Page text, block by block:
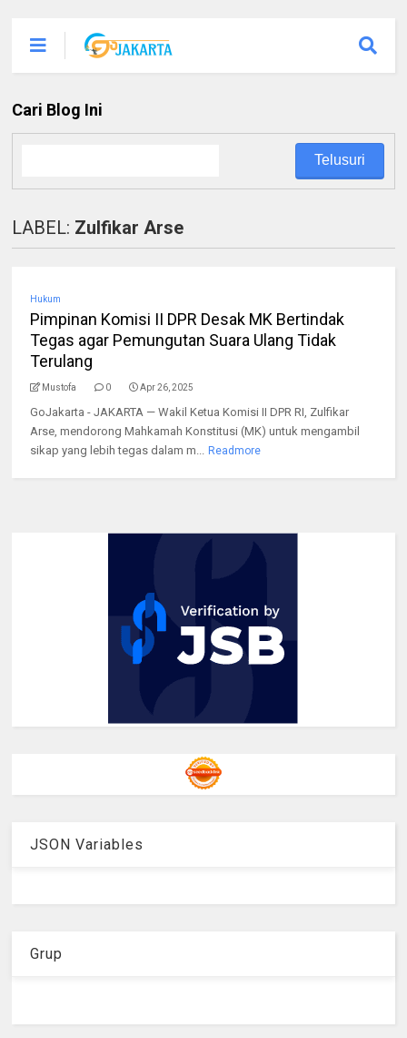
Cari Blog Ini
LABEL: Zulfikar Arse
Hukum
Pimpinan Komisi II DPR Desak MK Bertindak
Tegas agar Pemungutan Suara Ulang Tidak
Terulang
Mustofa 0 Apr 26, 2025
GoJakarta - JAKARTA — Wakil Ketua Komisi II DPR RI, Zulfikar
Arse, mendorong Mahkamah Konstitusi (MK) untuk mengambil
sikap yang lebih tegas dalam m...
Readmore
JSON Variables
Grup